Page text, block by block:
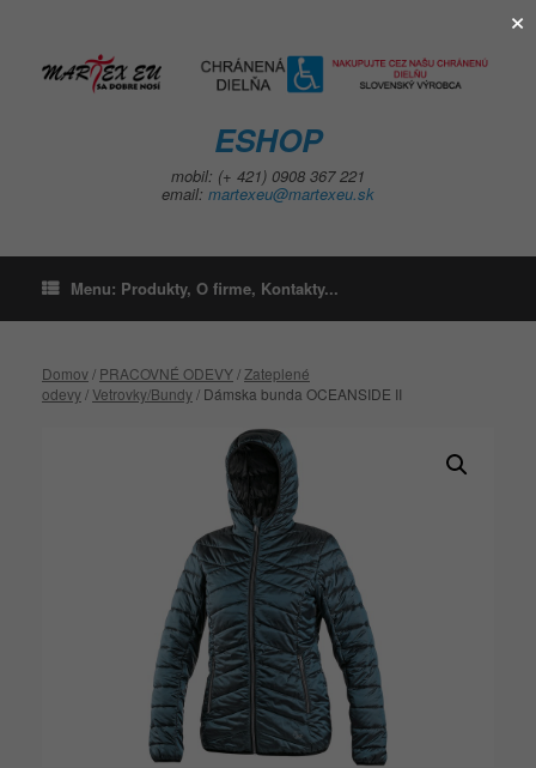
ESHOP
mobil: (+ 421) 0908 367 221
email: martexeu@martexeu.sk
Menu: Produkty, O firme, Kontakty...
Domov/ PRACOVNÉ ODEVY/ Zateplené
odevy/Vetrovky/Bundy/ Dámska bunda OCEANSIDE II
×